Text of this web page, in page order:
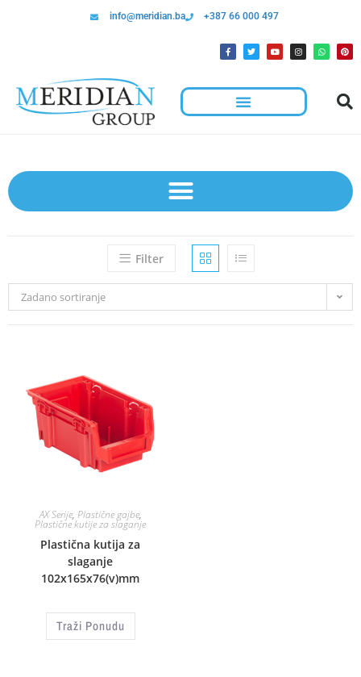
info@meridian.ba +387 66 000 497
Filter
Zadano sortiranje
AX Serije, Plastične gajbe,
Plastične kutije za slaganje
Plastična kutija za
slaganje
102x165x76(v)mm
Traži Ponudu